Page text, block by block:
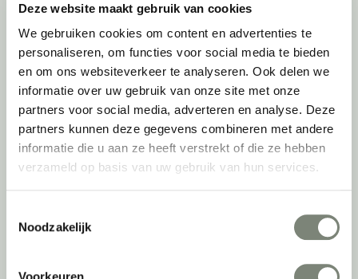
Deze website maakt gebruik van cookies
We gebruiken cookies om content en advertenties te
personaliseren, om functies voor social media te bieden
en om ons websiteverkeer te analyseren. Ook delen we
informatie over uw gebruik van onze site met onze
partners voor social media, adverteren en analyse. Deze
partners kunnen deze gegevens combineren met andere
informatie die u aan ze heeft verstrekt of die ze hebben
verzameld op basis van uw gebruik van hun services.
Noodzakelijk
Voorkeuren
Ergonomische bureaustoelen
Zitsta bureaus
Duo bureaus
Projectstoffering
Akoestische oplossingen
Zitmeubilair
Kantoorkasten
Scheidingswanden
Verlichting